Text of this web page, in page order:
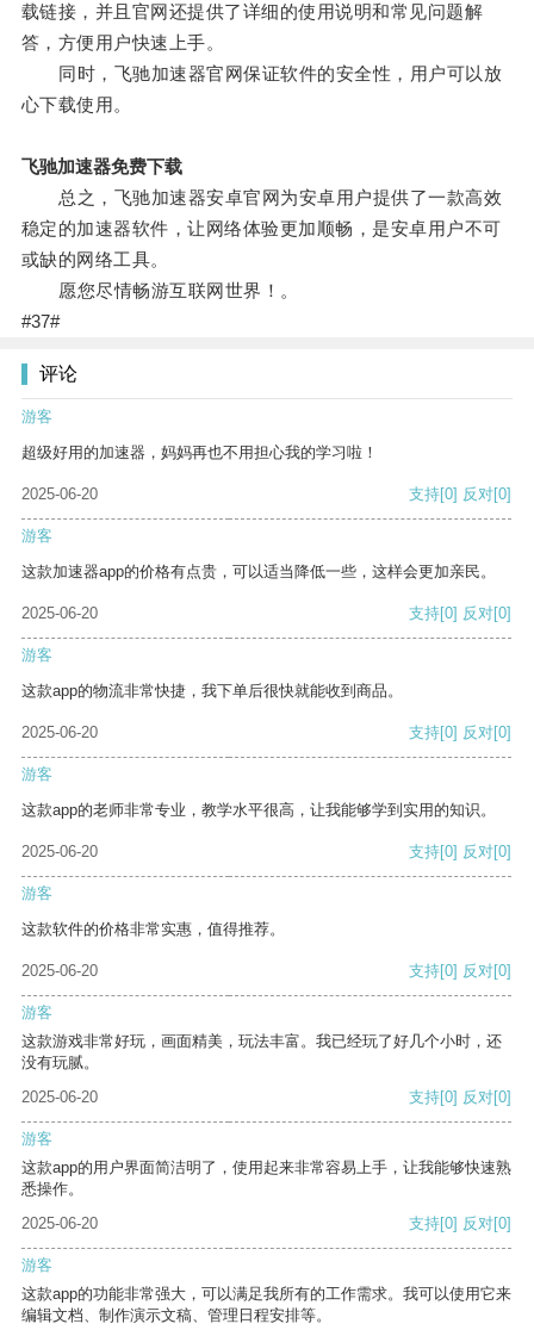
载链接，并且官网还提供了详细的使用说明和常见问题解
答，方便用户快速上手。
同时，飞驰加速器官网保证软件的安全性，用户可以放
心下载使用。
飞驰加速器免费下载
总之，飞驰加速器安卓官网为安卓用户提供了一款高效
稳定的加速器软件，让网络体验更加顺畅，是安卓用户不可
或缺的网络工具。
愿您尽情畅游互联网世界！。
#37#
评论
游客
超级好用的加速器，妈妈再也不用担心我的学习啦！
2025-06-20 支持[0] 反对[0]
游客
这款加速器app的价格有点贵，可以适当降低一些，这样会更加亲民。
2025-06-20 支持[0] 反对[0]
游客
这款app的物流非常快捷，我下单后很快就能收到商品。
2025-06-20 支持[0] 反对[0]
游客
这款app的老师非常专业，教学水平很高，让我能够学到实用的知识。
2025-06-20 支持[0] 反对[0]
游客
这款软件的价格非常实惠，值得推荐。
2025-06-20 支持[0] 反对[0]
游客
这款游戏非常好玩，画面精美，玩法丰富。我已经玩了好几个小时，还
没有玩腻。
2025-06-20
支持[0] 反对[0]
游客
这款app的用户界面简洁明了，使用起来非常容易上手，让我能够快速熟
悉操作。
2025-06-20
支持[0] 反对[0]
游客
这款app的功能非常强大，可以满足我所有的工作需求。我可以使用它来
编辑文档、制作演示文稿、管理日程安排等。